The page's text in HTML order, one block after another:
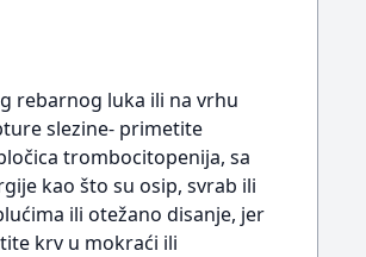
rebarnog luka ili na vrhu
slezine- primetite
trombocitopenija, sa
kao što su osip, svrab ili
ili otežano disanje, jer
krv u mokraći ili